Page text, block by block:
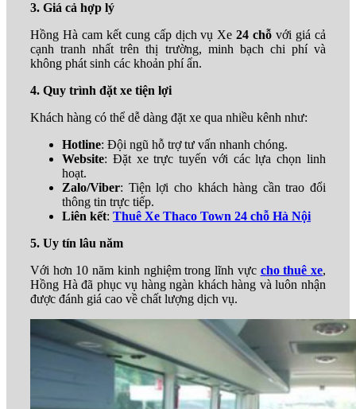
3. Giá cả hợp lý
Hồng Hà cam kết cung cấp dịch vụ Xe24 chỗ với giá cả
cạnh tranh nhất trên thị trường, minh bạch chi phí và
không phát sinh các khoản phí ẩn.
4. Quy trình đặt xe tiện lợi
Khách hàng có thể dễ dàng đặt xe qua nhiều kênh như:
Hotline: Đội ngũ hỗ trợ tư vấn nhanh chóng.
Website: Đặt xe trực tuyến với các lựa chọn linh
hoạt.
Zalo/Viber: Tiện lợi cho khách hàng cần trao đổi
thông tin trực tiếp.
Liên kết: Thuê Xe Thaco Town 24 chỗ Hà Nội
5. Uy tín lâu năm
Với hơn 10 năm kinh nghiệm trong lĩnh vực cho thuê xe,
Hồng Hà đã phục vụ hàng ngàn khách hàng và luôn nhận
được đánh giá cao về chất lượng dịch vụ.